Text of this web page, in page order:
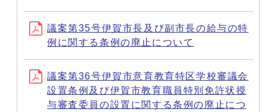
議案第35号伊賀市長及び副市長の給与の特
例に関する条例の廃止について
議案第36号伊賀市意育教育特区学校審議会
設置条例及び伊賀市教育職員特別免許状授
与審査委員の設置に関する条例の廃止につ